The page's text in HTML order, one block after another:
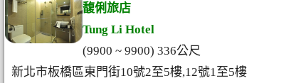
馥俐旅店
Tung Li Hotel
(9900 ~ 9900) 336公尺
新北市板橋區東門街10號2至5樓,12號1至5樓